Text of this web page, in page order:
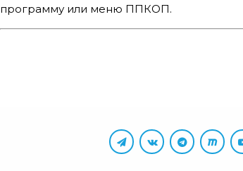
программу или меню ППКОП.